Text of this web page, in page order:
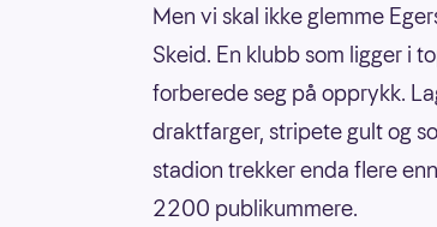
Men vi skal ikke glemme
Skeid. En klubb som ligger i
forberede seg på opprykk.
draktfarger, stripete gult og
stadion trekker enda flere
2200 publikummere.